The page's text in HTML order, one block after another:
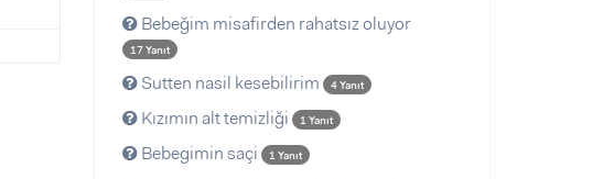
Bebeğim misafirden rahatsız oluyor
17 Yanıt
Sutten nasil kesebilirim 4 Yanıt
Kızımın alt temizliği 1 Yanıt
Bebegimin saçi 1 Yanıt